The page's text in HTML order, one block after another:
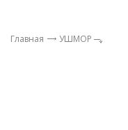
Главная УШМОР